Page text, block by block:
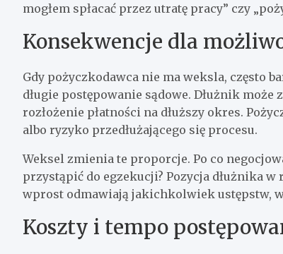
mogłem spłacać przez utratę pracy” czy
Konsekwencje dla
Gdy pożyczkodawca nie ma weksla, często
długie postępowanie sądowe. Dłużnik
rozłożenie płatności na dłuższy okres.
albo ryzyko przedłużającego się procesu.
Weksel zmienia te proporcje. Po co
przystąpić do egzekucji? Pozycja dłużnika
wprost odmawiają jakichkolwiek ustępstw,
Koszty i tempo